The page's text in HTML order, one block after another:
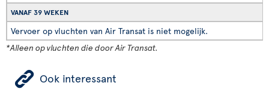
VANAF 39 WEKEN
Vervoer op vluchten van Air Transat is niet mogelijk.
*Alleen op vluchten die door Air Transat.
ÿ Ook interessant